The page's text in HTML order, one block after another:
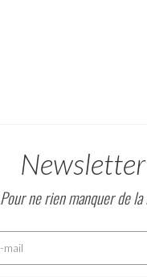
Newsletter
Pour ne rien manquer de la